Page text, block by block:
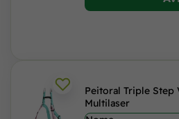
Peitoral Triple Step
Multilaser